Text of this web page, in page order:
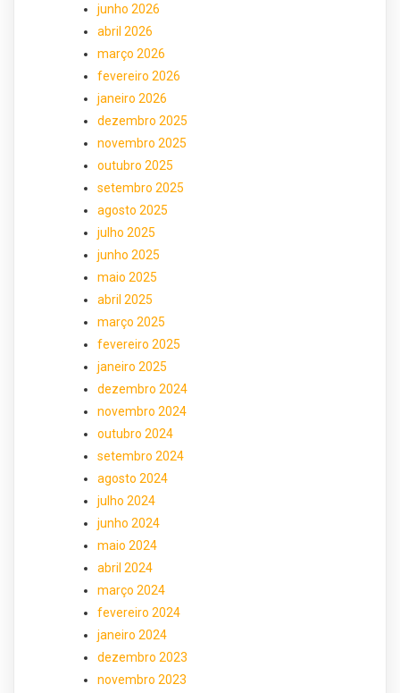
junho 2026
abril 2026
março 2026
fevereiro 2026
janeiro 2026
dezembro 2025
novembro 2025
outubro 2025
setembro 2025
agosto 2025
julho 2025
junho 2025
maio 2025
abril 2025
março 2025
fevereiro 2025
janeiro 2025
dezembro 2024
novembro 2024
outubro 2024
setembro 2024
agosto 2024
julho 2024
junho 2024
maio 2024
abril 2024
março 2024
fevereiro 2024
janeiro 2024
dezembro 2023
novembro 2023